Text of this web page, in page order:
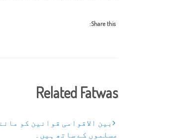
Share this:
Related Fatwas
بین الاقوامی قوانین کو
مسلموں کے ساتھ ہیں۔